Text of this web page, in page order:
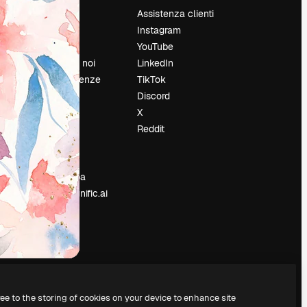
Prezzi
Chi siamo
Recensioni
Lavora con noi
Cerca tendenze
Blog
Eventi
Slidesgo
Vendi i tuoi
contenuti
Sala stampa
Cerchi magnific.ai
Assistenza clienti
Instagram
YouTube
LinkedIn
TikTok
Discord
X
Reddit
to the storing of cookies on your device to enhance site